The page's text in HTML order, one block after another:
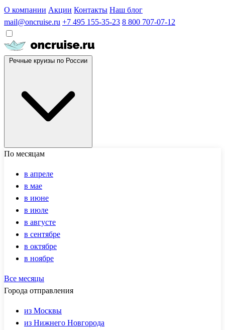
О компании Акции Контакты Наш блог
mail@oncruise.ru +7 495 155-35-23 8 800 707-07-12
По месяцам
в апреле
в мае
в июне
в июле
в августе
в сентябре
в октябре
в ноябре
Все месяцы
Города отправления
из Москвы
из Нижнего Новгорода